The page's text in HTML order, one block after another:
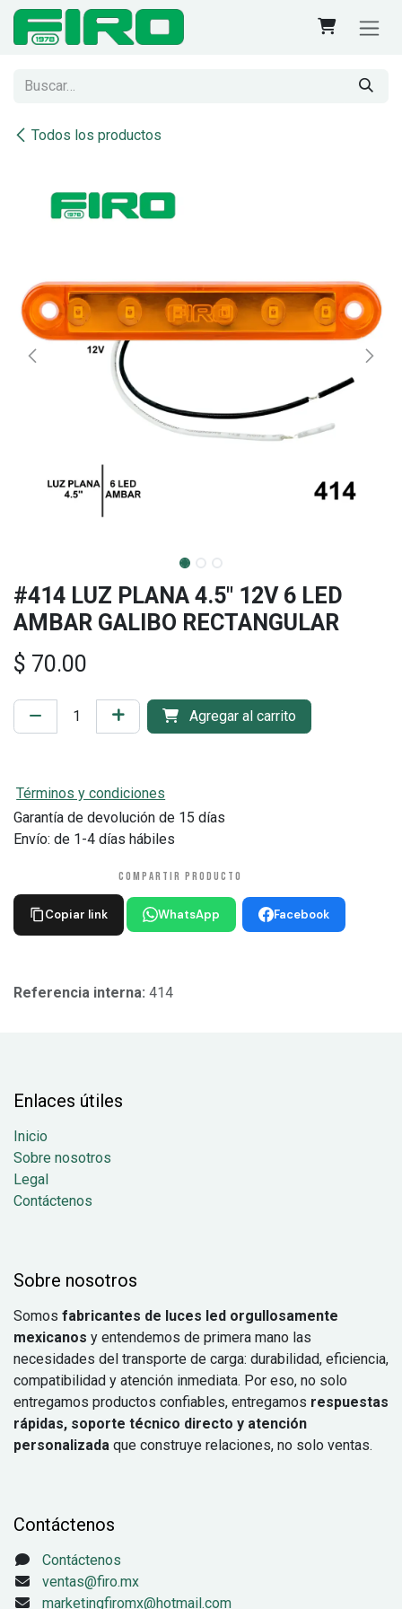
Ir al contenido
Todos los productos
#414 LUZ PLANA 4.5" 12V 6 LED
AMBAR GALIBO RECTANGULAR
$ 70.00
Agregar al carrito
Términos y condiciones
Garantía de devolución de 15 días
Envío: de 1-4 días hábiles
COMPARTIR PRODUCTO
Copiar link WhatsApp Facebook
Referencia interna: 414
Enlaces útiles
Inicio
Sobre nosotros
Legal
Contáctenos
Sobre nosotros
Somos fabricantes de luces led orgullosamente
mexicanos y entendemos de primera mano las
necesidades del transporte de carga: durabilidad, eficiencia,
compatibilidad y atención inmediata. Por eso, no solo
entregamos productos confiables, entregamos respuestas
rápidas, soporte técnico directo y atención
personalizada que construye relaciones, no solo ventas.
Contáctenos
Contáctenos
ventas@firo.mx
marketingfiromx@hotmail.com